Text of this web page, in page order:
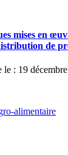
mises en
de
le : 19
alimentaire